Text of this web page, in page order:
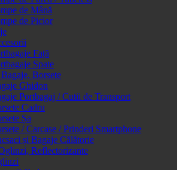
de Mână
de Picior
Față
Spate
Borsete
Ghidon
Portbagaj / Cutii de Transport
Cadru
Șa
/ Carcase / Prinderi Smartphone
și Bagaje Călătorie
Reflectorizante